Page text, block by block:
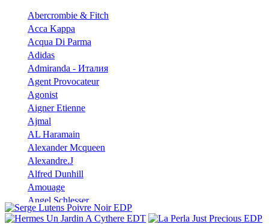
Abercrombie & Fitch
Acca Kappa
Acqua Di Parma
Adidas
Admiranda - Италия
Agent Provocateur
Agonist
Aigner Etienne
Ajmal
AL Haramain
Alexander Mcqueen
Alexandre.J
Alfred Dunhill
Amouage
Angel Schlesser
Anna Sui